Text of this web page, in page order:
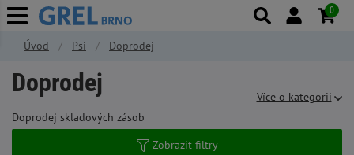
Úvod Psi Doprodej
Doprodej
Doprodej skladových zásob
Více o kategorii
Zobrazit filtry
0